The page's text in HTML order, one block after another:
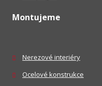
Montujeme
Nerezové interiéry
Ocelové konstrukce